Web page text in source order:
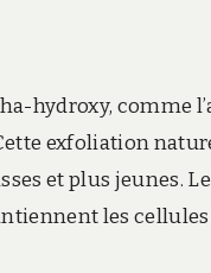
hydroxy, comme
exfoliation
et plus jeunes.
les